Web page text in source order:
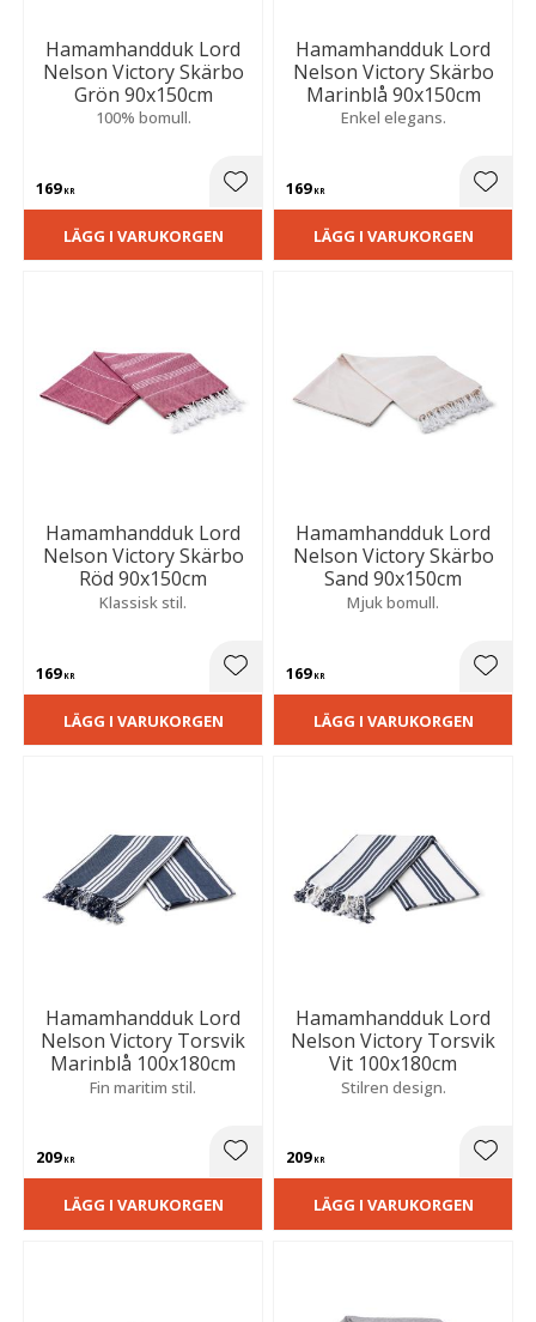
Hamamhandduk Lord
Nelson Victory Skärbo
Grön 90x150cm
100% bomull.
169KR Lägg till i favoriter
LÄGG I VARUKORGEN
Hamamhandduk Lord
Nelson Victory Skärbo
Marinblå 90x150cm
Enkel elegans.
169KR
LÄGG I VARUKORGEN
Hamamhandduk Lord
Nelson Victory Skärbo
Röd 90x150cm
Klassisk stil.
169KR Lägg till i favoriter
LÄGG I VARUKORGEN
Hamamhandduk Lord
Nelson Victory Skärbo
Sand 90x150cm
Mjuk bomull.
169KR
LÄGG I VARUKORGEN
Hamamhandduk Lord
Nelson Victory Torsvik
Marinblå 100x180cm
Fin maritim stil.
209KR Lägg till i favoriter
LÄGG I VARUKORGEN
Hamamhandduk Lord
Nelson Victory Torsvik
Vit 100x180cm
Stilren design.
209KR
LÄGG I VARUKORGEN